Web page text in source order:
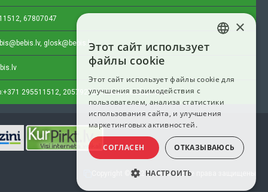
67807047
glosk@bebis.lv
+371 295511512, 20579272 (только сообщения)
Copyright © 2023, Bebis.lv, Все права защищены
×
Этот сайт использует
файлы cookie
Этот сайт использует файлы cookie для
улучшения взаимодействия с
пользователем, анализа статистики
использования сайта, и улучшения
маркетинговых активностей.
СОГЛАСЕН ОТКАЗЫВАЮСЬ
НАСТРОИТЬ